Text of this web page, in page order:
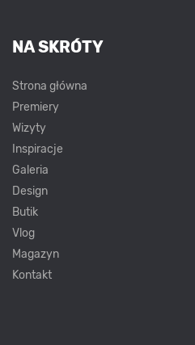
NA SKRÓTY
Strona główna
Premiery
Wizyty
Inspiracje
Galeria
Design
Butik
Vlog
Magazyn
Kontakt